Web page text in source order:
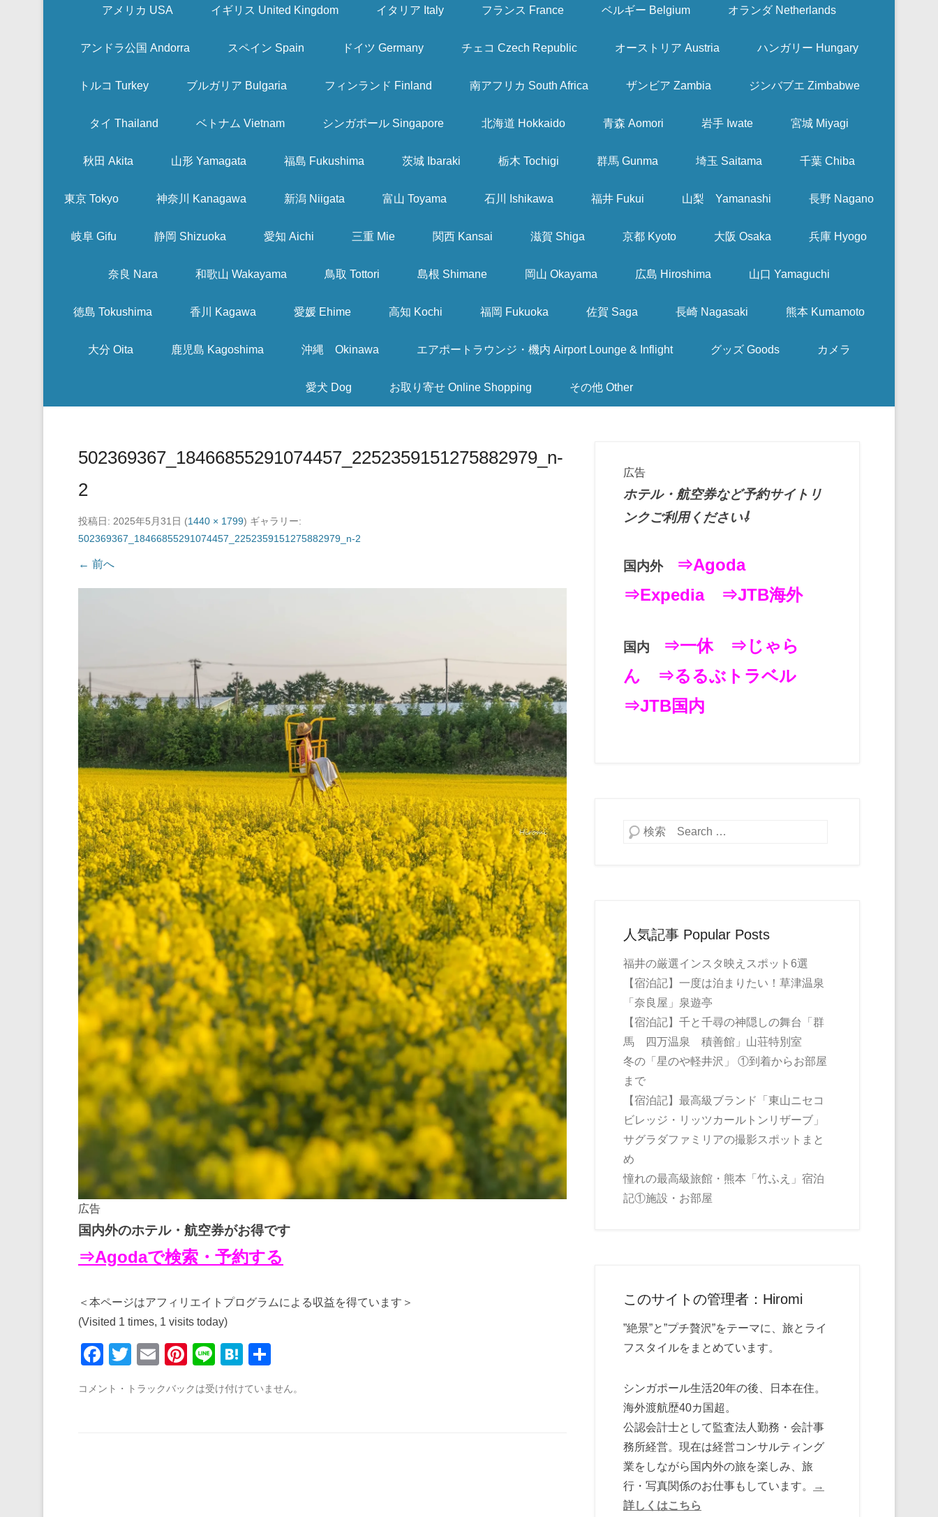
アメリカ USA イギリス United Kingdom イタリア Italy フランス France ベルギー Belgium オランダ Netherlands
アンドラ公国 Andorra スペイン Spain ドイツ Germany チェコ Czech Republic オーストリア Austria ハンガリー Hungary
トルコ Turkey ブルガリア Bulgaria フィンランド Finland 南アフリカ South Africa ザンビア Zambia ジンバブエ Zimbabwe
タイ Thailand ベトナム Vietnam シンガポール Singapore 北海道 Hokkaido 青森 Aomori 岩手 Iwate 宮城 Miyagi
秋田 Akita 山形 Yamagata 福島 Fukushima 茨城 Ibaraki 栃木 Tochigi 群馬 Gunma 埼玉 Saitama 千葉 Chiba
東京 Tokyo 神奈川 Kanagawa 新潟 Niigata 富山 Toyama 石川 Ishikawa 福井 Fukui 山梨 Yamanashi 長野 Nagano
岐阜 Gifu 静岡 Shizuoka 愛知 Aichi 三重 Mie 関西 Kansai 滋賀 Shiga 京都 Kyoto 大阪 Osaka 兵庫 Hyogo
奈良 Nara 和歌山 Wakayama 鳥取 Tottori 島根 Shimane 岡山 Okayama 広島 Hiroshima 山口 Yamaguchi
徳島 Tokushima 香川 Kagawa 愛媛 Ehime 高知 Kochi 福岡 Fukuoka 佐賀 Saga 長崎 Nagasaki 熊本 Kumamoto
大分 Oita 鹿児島 Kagoshima 沖縄 Okinawa エアポートラウンジ・機内 Airport Lounge & Inflight グッズ Goods カメラ
愛犬 Dog お取り寄せ Online Shopping その他 Other
502369367_18466855291074457_2252359151275882979_n-
2
投稿日: 2025年5月31日 (1440 × 1799) ギャラリー:
502369367_18466855291074457_2252359151275882979_n-2
← 前へ
広告
国内外のホテル・航空券がお得です
⇒Agodaで検索・予約する
＜本ページはアフィリエイトプログラムによる収益を得ています＞
(Visited 1 times, 1 visits today)
F
c
T
tt
E
ail
Pi
er
Li
e
H
e
コメント・トラックバックは受け付けていません。
広告
ホテル・航空券など予約サイトリ
ンクご利用ください⇩
国内外
⇒Agoda
⇒Expedia
⇒JTB海外
国内 ⇒一休
⇒じゃら
ん
⇒るるぶトラベル
⇒JTB国内
検索
人気記事 Popular Posts
福井の厳選インスタ映えスポット6選
【宿泊記】一度は泊まりたい！草津温泉
「奈良屋」泉遊亭
【宿泊記】千と千尋の神隠しの舞台「群
馬 四万温泉 積善館」山荘特別室
冬の「星のや軽井沢」 ①到着からお部屋
まで
【宿泊記】最高級ブランド「東山ニセコ
ビレッジ・リッツカールトンリザーブ」
サグラダファミリアの撮影スポットまと
め
憧れの最高級旅館・熊本「竹ふえ」宿泊
記①施設・お部屋
このサイトの管理者：Hiromi
”絶景”と”プチ贅沢”をテーマに、旅とライ
フスタイルをまとめています。
シンガポール生活20年の後、日本在住。
海外渡航歴40カ国超。
公認会計士として監査法人勤務・会計事
務所経営。現在は経営コンサルティング
業をしながら国内外の旅を楽しみ、旅
行・写真関係のお仕事もしています。
→
詳しくはこちら